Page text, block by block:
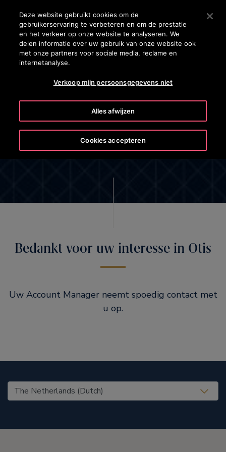
Druk op Enter om naar de hoofdinhoud te gaan
ZOEKEN
Bedankt!
Bedankt voor uw interesse in Otis
Uw Account Manager neemt spoedig contact met
u op.
United States (EN)
Deze website gebruikt cookies om de
gebruikerservaring te verbeteren en om de prestatie
en het verkeer op onze website te analyseren. We
delen informatie over uw gebruik van onze website ook
met onze partners voor sociale media, reclame en
internetanalyse.
Verkoop mijn persoonsgegevens niet
Alles afwijzen
Cookies accepteren